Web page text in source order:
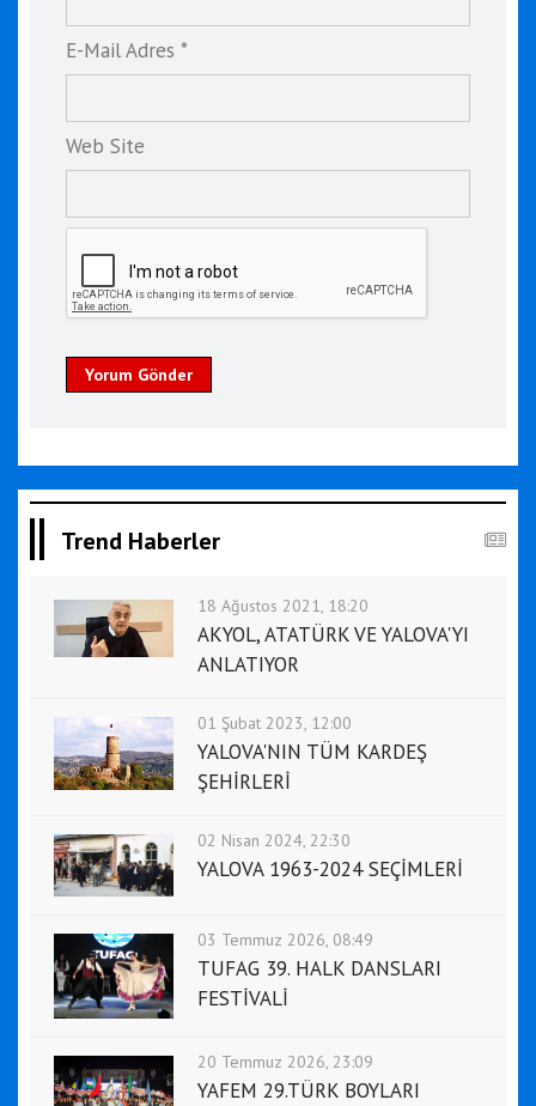
E-Mail Adres *
Web Site
Yorum Gönder
Trend Haberler
18 Ağustos 2021, 18:20
AKYOL, ATATÜRK VE YALOVA'YI
ANLATIYOR
01 Şubat 2023, 12:00
YALOVA'NIN TÜM KARDEŞ
ŞEHİRLERİ
02 Nisan 2024, 22:30
YALOVA 1963-2024 SEÇİMLERİ
03 Temmuz 2026, 08:49
TUFAG 39. HALK DANSLARI
FESTİVALİ
20 Temmuz 2026, 23:09
YAFEM 29.TÜRK BOYLARI